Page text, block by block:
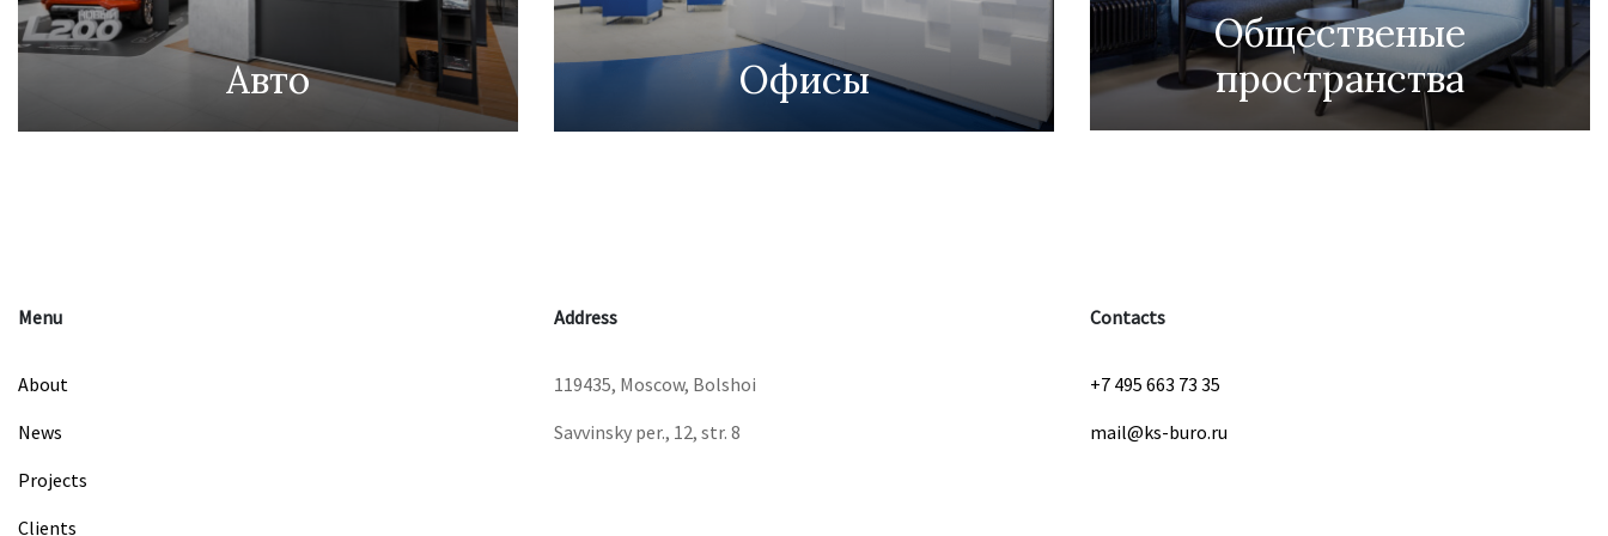
Авто Офисы
Общественые
пространства
Menu
About
News
Projects
Clients
Address
119435, Moscow, Bolshoi
Savvinsky per., 12, str. 8
Contacts
+7 495 663 73 35
mail@ks-buro.ru